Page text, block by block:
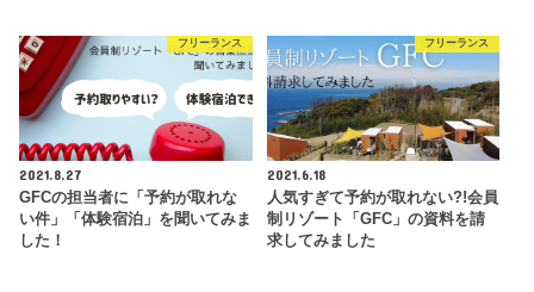
フリーランス
2021.8.27
GFCの担当者に「予約が取れな
い件」「体験宿泊」を聞いてみま
した！
フリーランス
2021.6.18
人気すぎて予約が取れない?!会員
制リゾート「GFC」の資料を請
求してみました